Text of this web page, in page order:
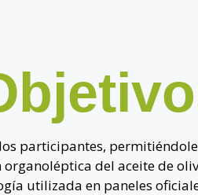
participantes,
del aceite de
utilizada en paneles